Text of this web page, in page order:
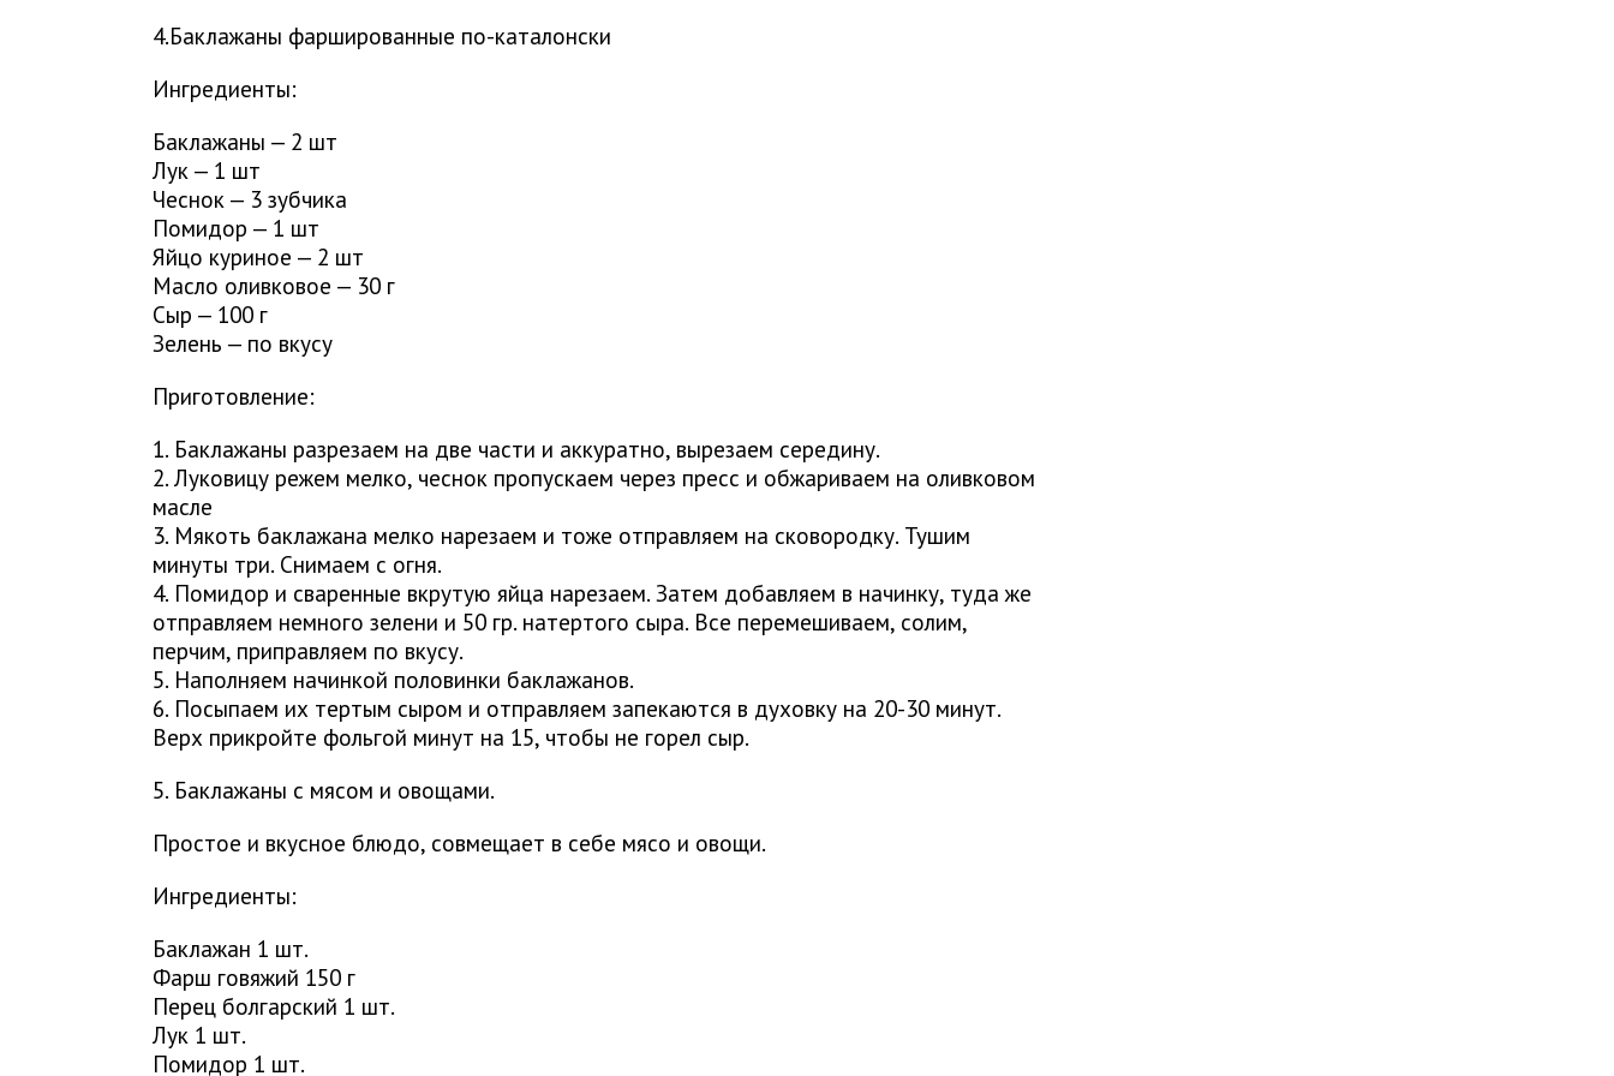
4.Баклажаны фаршированные по-каталонски
Ингредиенты:
Баклажаны — 2 шт
Лук — 1 шт
Чеснок — 3 зубчика
Помидор — 1 шт
Яйцо куриное — 2 шт
Масло оливковое — 30 г
Сыр — 100 г
Зелень — по вкусу
Приготовление:
1. Баклажаны разрезаем на две части и аккуратно, вырезаем середину.
2. Луковицу режем мелко, чеснок пропускаем через пресс и обжариваем на оливковом
масле
3. Мякоть баклажана мелко нарезаем и тоже отправляем на сковородку. Тушим
минуты три. Снимаем с огня.
4. Помидор и сваренные вкрутую яйца нарезаем. Затем добавляем в начинку, туда же
отправляем немного зелени и 50 гр. натертого сыра. Все перемешиваем, солим,
перчим, приправляем по вкусу.
5. Наполняем начинкой половинки баклажанов.
6. Посыпаем их тертым сыром и отправляем запекаются в духовку на 20-30 минут.
Верх прикройте фольгой минут на 15, чтобы не горел сыр.
5. Баклажаны с мясом и овощами.
Простое и вкусное блюдо, совмещает в себе мясо и овощи.
Ингредиенты:
Баклажан 1 шт.
Фарш говяжий 150 г
Перец болгарский 1 шт.
Лук 1 шт.
Помидор 1 шт.